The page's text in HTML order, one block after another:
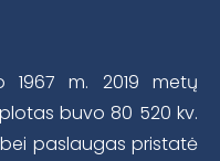
1967 m. 2019 metų
buvo 80 520 kv.
paslaugas pristatė